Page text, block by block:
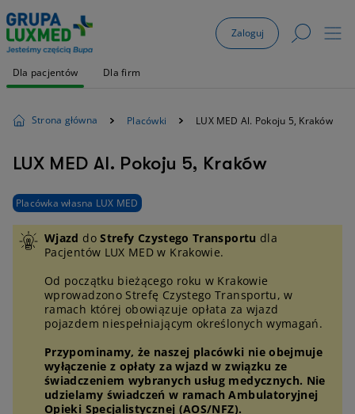
Zaloguj
Dla pacjentów Dla firm
Strona główna Placówki LUX MED Al. Pokoju 5, Kraków
LUX MED Al. Pokoju 5, Kraków
Placówka własna LUX MED
Wjazd doStrefy Czystego Transportu dla
Pacjentów LUX MED w Krakowie.
Od początku bieżącego roku w Krakowie
wprowadzono Strefę Czystego Transportu, w
ramach której obowiązuje opłata za wjazd
pojazdem niespełniającym określonych wymagań.
Przypominamy, że naszej placówki nie obejmuje
wyłączenie z opłaty za wjazd w związku ze
świadczeniem wybranych usług medycznych. Nie
udzielamy świadczeń w ramach Ambulatoryjnej
Opieki Specjalistycznej (AOS/NFZ).